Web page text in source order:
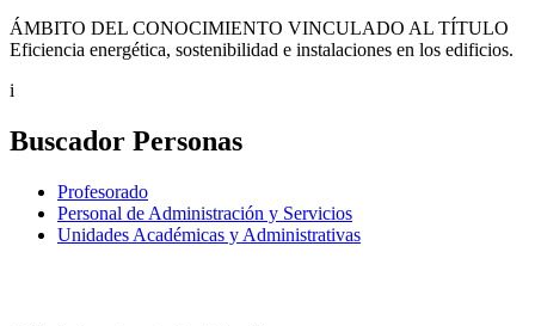
ÁMBITO DEL CONOCIMIENTO VINCULADO AL TÍTULO
Eficiencia energética, sostenibilidad e instalaciones en los edificios.
i
Buscador Personas
Profesorado
Personal de Administración y Servicios
Unidades Académicas y Administrativas